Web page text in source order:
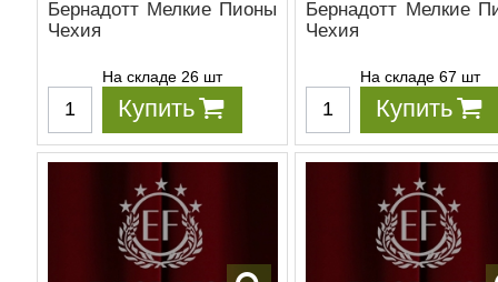
Бернадотт Мелкие Пионы
Чехия
На складе 26 шт
Купить
Бернадотт Мелкие
Чехия
На складе 67 шт
Купить